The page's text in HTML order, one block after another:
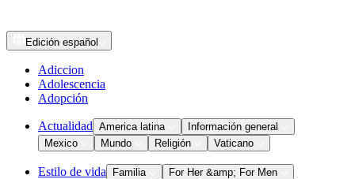
Edición español
Adiccion
Adolescencia
Adopción
Actualidad America latina
Información general
Mexico
Mundo Religión Vaticano
Estilo de vida Familia
For Her &amp; For Men